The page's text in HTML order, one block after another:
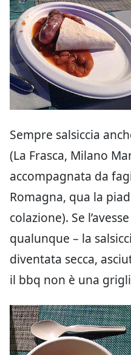
Sempre salsiccia
(La Frasca, Milano
accompagnata da
Romagna, qua la
colazione). Se
qualunque – la
diventata secca,
il bbq non è una